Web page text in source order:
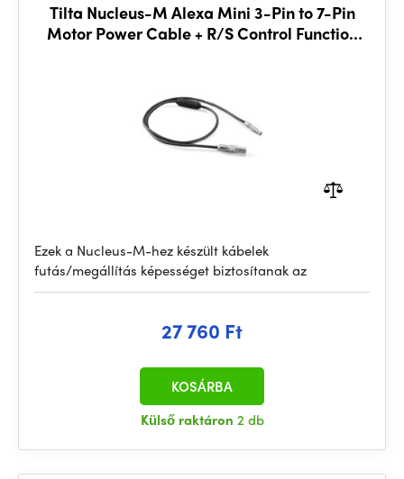
Tilta Nucleus-M Alexa Mini 3-Pin to 7-Pin
Motor Power Cable + R/S Control Function
Ezek a Nucleus-M-hez készült kábelek
futás/megállítás képességet biztosítanak az
27 760 Ft
Külső raktáron 2 db
KOSÁRBA